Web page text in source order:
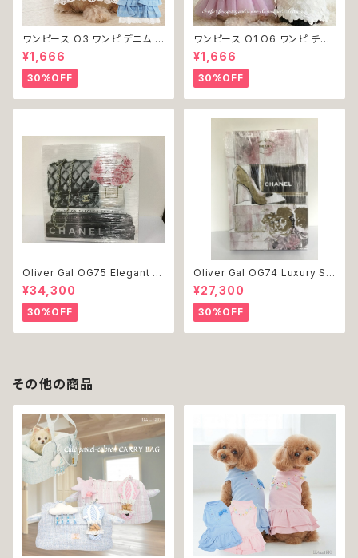
ワンピース O3 ワンピ デニム プ
リーツ レース 女の子 犬 犬服
小型 猫 服 洋服 ペット dog ド
ッグウェア おしゃれ かわいい 返
品交換不可
¥1,666
30%OFF
ワンピース O1 O6 ワンピ チュ
ール レース 花 フラワー 女の子
犬 犬服 小型 猫 服 洋服 ペット
dog ドッグウェア おしゃれ かわ
いい 返品交換不可
¥1,666
30%OFF
Oliver Gal OG75 Elegant E
ssentials Paris 絵 アート イ
ンテリア お祝い 贈り物 プレゼ
ント 結婚 新築 開店 周年 バー
スデイ 誕生日 ご褒美
¥34,300
30%OFF
Oliver Gal OG74 Luxury St
acked Shoes Rose Giftbo
x 絵 アート インテリア お祝い
贈り物 プレゼント 結婚 新築 開
店 周年 バースデイ 誕生日 ご褒
美
¥27,300
30%OFF
その他の商品